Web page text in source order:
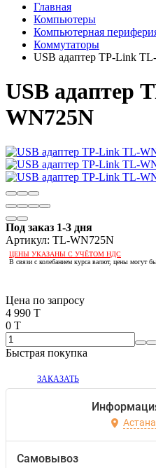
Главная
Компьютеры
Компьютерная
Коммутаторы
USB адаптер TP-Link
USB адаптер
WN725N
Под заказ 1-3 дня
Артикул: TL-WN725N
ЦЕНЫ УКАЗАНЫ С УЧЁТОМ НДС
В связи с колебанием курса валют, цены могут
Цена по запросу
4 990 T
0 T
Быстрая покупка
ЗАКАЗАТЬ
Самовывоз